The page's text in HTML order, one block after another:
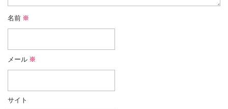
名前 ※
メール ※
サイト